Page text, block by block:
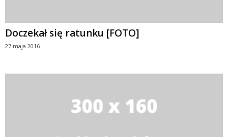
Doczekał się ratunku [FOTO]
27 maja 2016